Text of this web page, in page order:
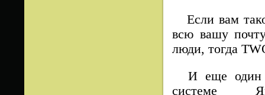
Если вам
всю вашу
люди, тогда
И еще один
системе